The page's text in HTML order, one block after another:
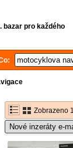
bazar pro každého
Zobrazeno
Nové inzeráty e-